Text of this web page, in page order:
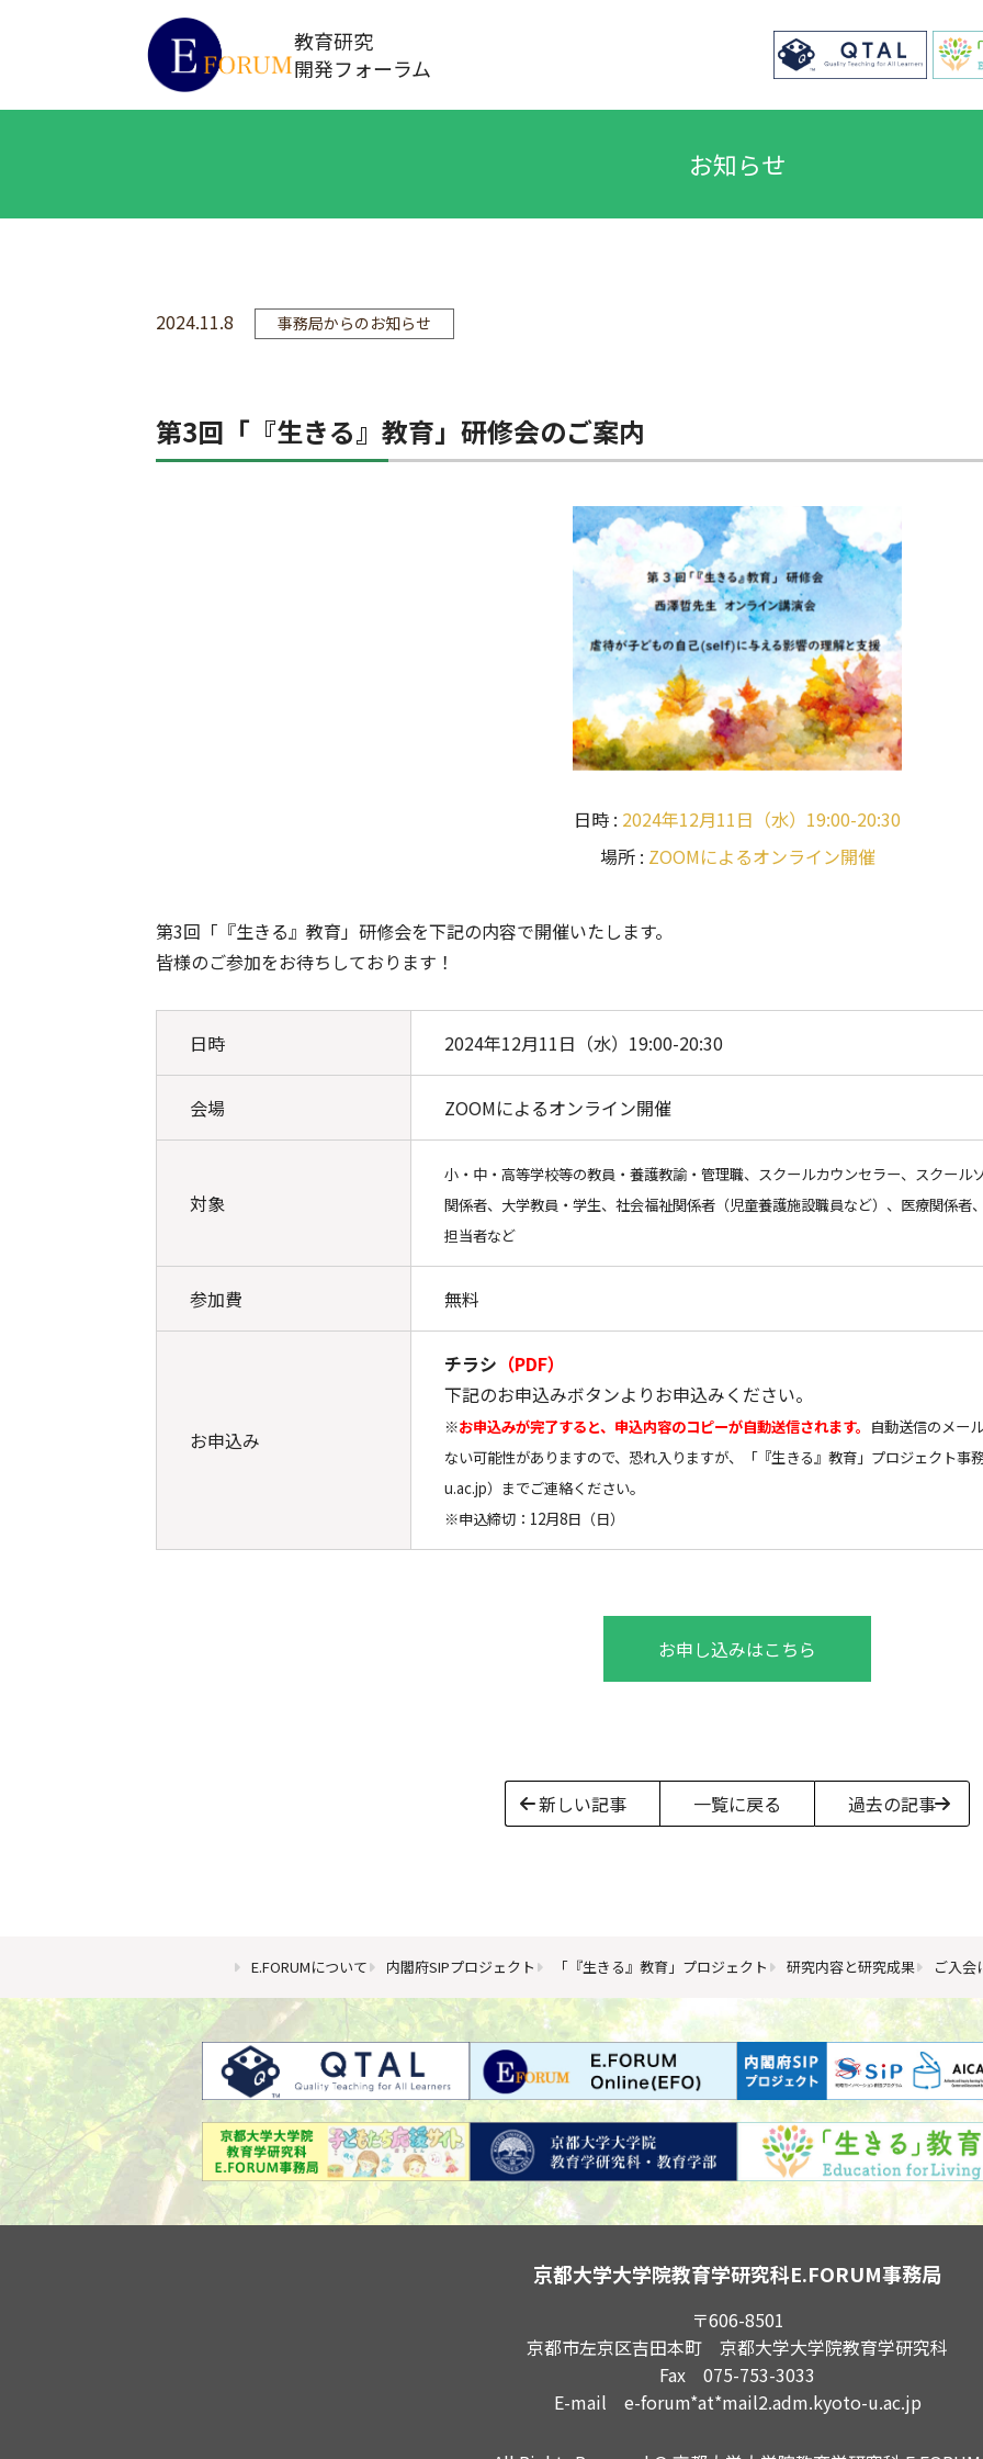
教育研究
開発フォーラム
お知らせ
2024.11.8 事務局からのお知らせ
第3回「『生きる』教育」研修会のご案内
日時 : 2024年12月11日（水）19:00-20:30
場所 : ZOOMによるオンライン開催
第3回「『生きる』教育」研修会を下記の内容で開催いたします。
皆様のご参加をお待ちしております！
日時 2024年12月11日（水）19:00-20:30
会場 ZOOMによるオンライン開催
対象
小・中・高等学校等の教員・養護教諭・管理職、スクールカウンセラー、スクール
関係者、大学教員・学生、社会福祉関係者（児童養護施設職員など）、医療関係
担当者など
参加費 無料
お申込み
チラシ （PDF）
下記のお申込みボタンよりお申込みください。
※お申込みが完了すると、申込内容のコピーが自動送信されます。 自動送信のメー
ない可能性がありますので、恐れ入りますが、「『生きる』教育」プロジェクト
u.ac.jp）までご連絡ください。
※申込締切：12月8日（日）
お申し込みはこちら
新しい記事 一覧に戻る 過去の記事
E.FORUMについて 内閣府SIPプロジェクト 「『生きる』教育」プロジェクト 研究内容と研究成果 ご入会
京都大学大学院教育学研究科E.FORUM事務局
〒606-8501
京都市左京区吉田本町 京都大学大学院教育学研究科
Fax 075-753-3033
E-mail e-forum*at*mail2.adm.kyoto-u.ac.jp